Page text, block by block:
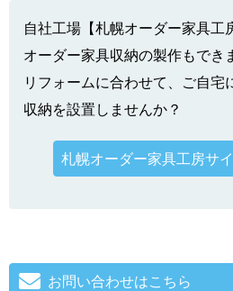
自社工場【札幌オーダー家具工
オーダー家具収納の製作もで
リフォームに合わせて、ご自宅
収納を設置しませんか？
札幌オーダー家具工房サ
お問い合わせはこちら